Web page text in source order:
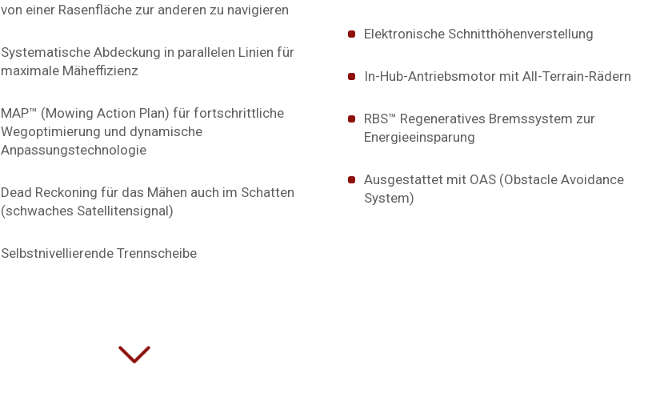
von einer Rasenfläche zur anderen zu navigieren
Systematische Abdeckung in parallelen Linien für
maximale Mäheffizienz
MAP™ (Mowing Action Plan) für fortschrittliche
Wegoptimierung und dynamische
Anpassungstechnologie
Dead Reckoning für das Mähen auch im Schatten
(schwaches Satellitensignal)
Selbstnivellierende Trennscheibe
Elektronische Schnitthöhenverstellung
In-Hub-Antriebsmotor mit All-Terrain-Rädern
RBS™ Regeneratives Bremssystem zur
Energieeinsparung
Ausgestattet mit OAS (Obstacle Avoidance
System)